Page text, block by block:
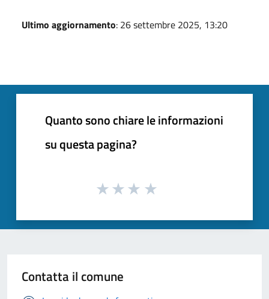
Ultimo aggiornamento: 26 settembre 2025, 13:20
Quanto sono chiare le informazioni
su questa pagina?
Contatta il comune